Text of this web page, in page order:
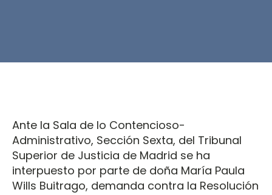
Ante la Sala de lo Contencioso-
Administrativo, Sección Sexta, del Tribunal
Superior de Justicia de Madrid se ha
interpuesto por parte de doña María Paula
Wills Buitrago, demanda contra la Resolución